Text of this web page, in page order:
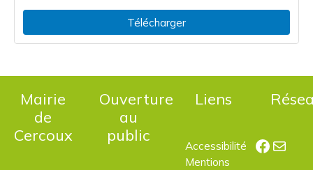
Télécharger
Mairie
de
Cercoux
Ouverture
au
public
Liens
Accessibilité
Mentions
E-mail